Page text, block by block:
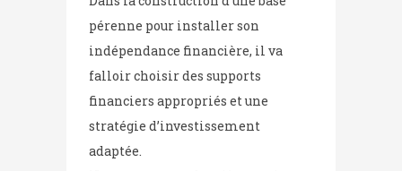
pérenne pour installer son
indépendance financière, il va
falloir choisir des supports
financiers appropriés et une
stratégie d’investissement
adaptée.